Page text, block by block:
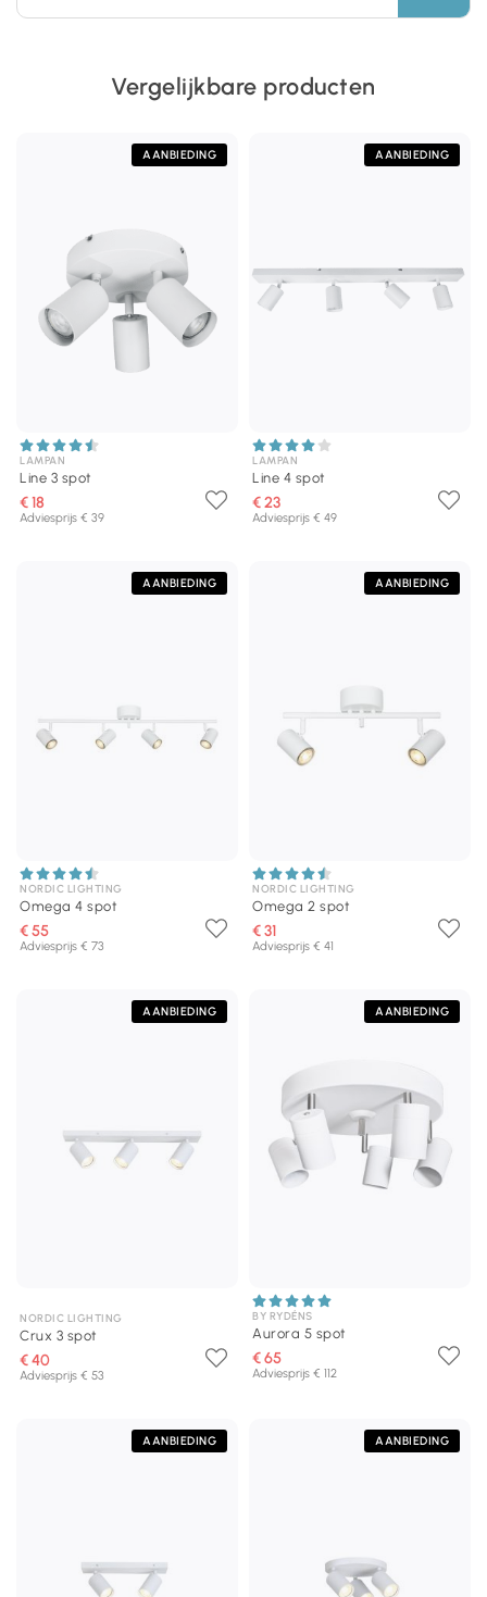
Vergelijkbare producten
AANBIEDING
LAMPAN
Line 3 spot
€ 18
Adviesprijs € 39
AANBIEDING
LAMPAN
Line 4 spot
€ 23
Adviesprijs € 49
AANBIEDING
NORDIC LIGHTING
Omega 4 spot
€ 55
Adviesprijs € 73
AANBIEDING
NORDIC LIGHTING
Omega 2 spot
€ 31
Adviesprijs € 41
AANBIEDING
NORDIC LIGHTING
Crux 3 spot
€ 40
Adviesprijs € 53
AANBIEDING
BY RYDÉNS
Aurora 5 spot
€ 65
Adviesprijs € 112
AANBIEDING AANBIEDING